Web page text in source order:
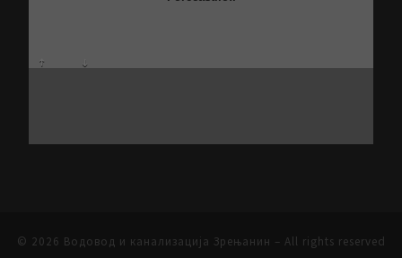
© 2026 Водовод и канализација Зрењанин – All rights reserved